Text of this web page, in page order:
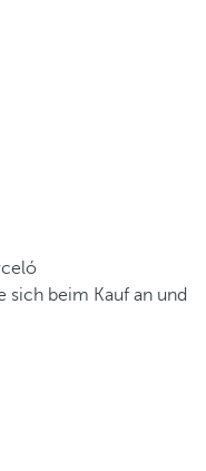
sich beim Kauf an und